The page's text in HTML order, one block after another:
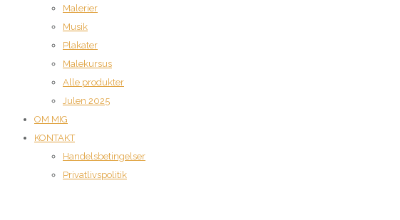
Malerier
Musik
Plakater
Malekursus
Alle produkter
Julen 2025
OM MIG
KONTAKT
Handelsbetingelser
Privatlivspolitik